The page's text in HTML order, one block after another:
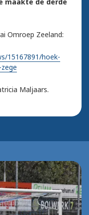
Omroep Zeeland:
15167891/hoek-
Maljaars.